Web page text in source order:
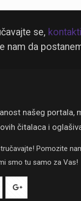
se,
nam da
našeg portala,
čitalaca i
Pomozite
smo tu samo za Vas!